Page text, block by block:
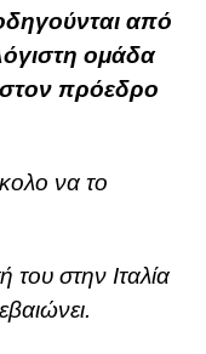
από
ομάδα
πρόεδρο
να το
στην Ιταλία